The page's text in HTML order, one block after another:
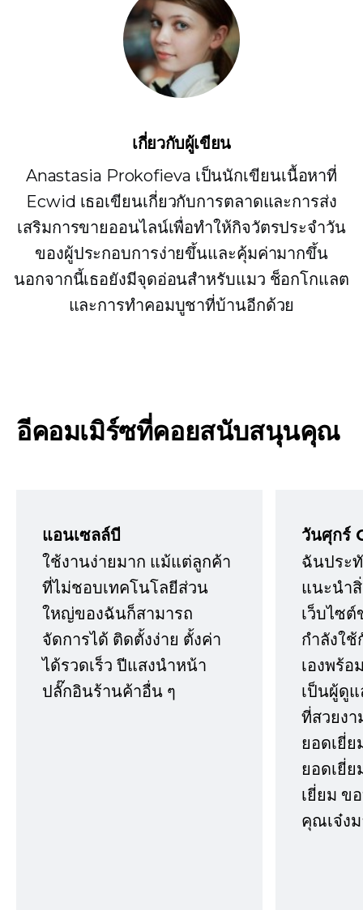
เกี่ยวกับผู้เขียน
Anastasia Prokofieva เป็นนักเขียนเนื้อหาที่
Ecwid เธอเขียนเกี่ยวกับการตลาดและการส่ง
เสริมการขายออนไลน์เพื่อทำให้กิจวัตรประจำวัน
ของผู้ประกอบการง่ายขึ้นและคุ้มค่ามากขึ้น
นอกจากนี้เธอยังมีจุดอ่อนสำหรับแมว ช็อกโกแลต
และการทำคอมบูชาที่บ้านอีกด้วย
อีคอมเมิร์ซที่คอยสนับสนุนคุณ
แอนเซลล์บี
ใช้งานง่ายมาก แม้แต่ลูกค้า
ที่ไม่ชอบเทคโนโลยีส่วน
ใหญ่ของฉันก็สามารถ
จัดการได้ ติดตั้งง่าย ตั้งค่า
ได้รวดเร็ว ปีแสงนำหน้า
ปลั๊กอินร้านค้าอื่น ๆ
วันศุกร์
ฉันประ
แนะนำ
เว็บไซ
กำลังใ
เองพร้
เป็นผู้ดูแ
ที่สวยง
ยอดเยี่ย
ยอดเยี่
เยี่ยม ข
คุณเจ๋ง